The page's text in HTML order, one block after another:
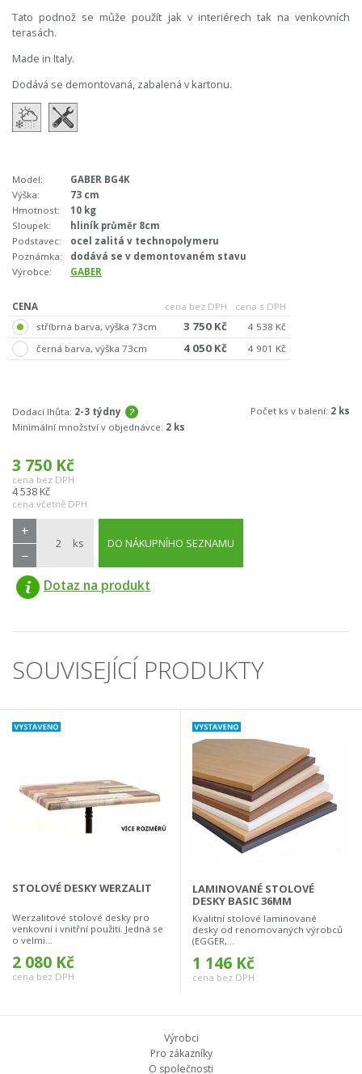
Tato podnož se může použít jak v interiérech tak na venkovních
terasách.
Made in Italy.
Dodává se demontovaná, zabalená v kartonu.
Model:
GABER BG4K
Výška:
73 cm
Hmotnost:
10 kg
Sloupek:
hliník průměr 8cm
Podstavec:
ocel zalitá v technopolymeru
Poznámka:
dodává se v demontovaném stavu
Výrobce:
GABER
CENA cena bez DPH
cena s DPH
stříbrná barva, výška 73cm
3 750 Kč
4 538 Kč
černá barva, výška 73cm
4 050 Kč 4 901 Kč
Dodací lhůta: 2-3 týdny Počet ks v balení: 2 ks
Minimální množství v objednávce: 2 ks
3 750 Kč
cena bez DPH
4 538 Kč
cena včetně DPH
ks
+
−
DO NÁKUPNÍHO SEZNAMU
Dotaz na produkt
SOUVISEJÍCÍ PRODUKTY
STOLOVÉ DESKY WERZALIT
Werzalitové stolové desky pro
venkovní i vnitřní použití. Jedná se
o velmi...
2 080 Kč
cena bez DPH
LAMINOVANÉ STOLOVÉ
DESKY BASIC 36MM
Kvalitní stolové laminované
desky od renomovaných výrobců
(EGGER,...
1 146 Kč
cena bez DPH
Výrobci
Pro zákazníky
O společnosti